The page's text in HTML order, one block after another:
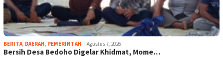
BERITA, DAERAH, PEMERINTAH Agustus 7, 2026
Bersih Desa Bedoho Digelar Khidmat, Mome…